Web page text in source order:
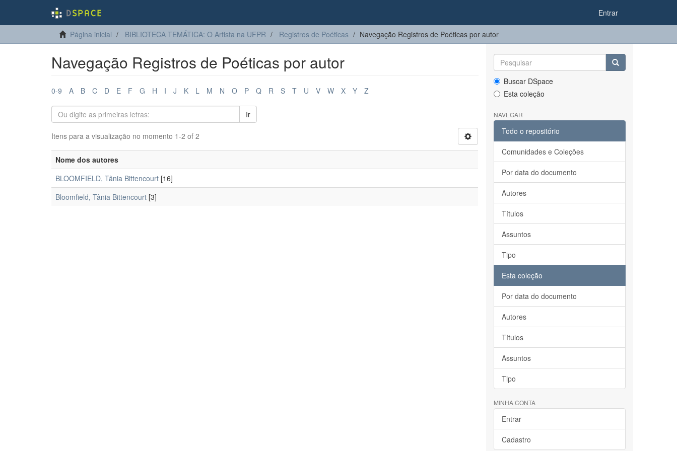
Entrar
Página inicial BIBLIOTECA TEMÁTICA: O Artista na UFPR Registros de Poéticas Navegação Registros de Poéticas por autor
Navegação Registros de Poéticas por autor
0-9 A B C D E F G H I J K L M N O P Q R S T U V W X Y Z
Ir
Itens para a visualização no momento 1-2 of 2
Nome dos autores
BLOOMFIELD, Tânia Bittencourt [16]
Bloomfield, Tânia Bittencourt [3]
Buscar DSpace
Esta coleção
NAVEGAR
Todo o repositório
Comunidades e Coleções
Por data do documento
Autores
Títulos
Assuntos
Tipo
Esta coleção
Por data do documento
Autores
Títulos
Assuntos
Tipo
MINHA CONTA
Entrar
Cadastro